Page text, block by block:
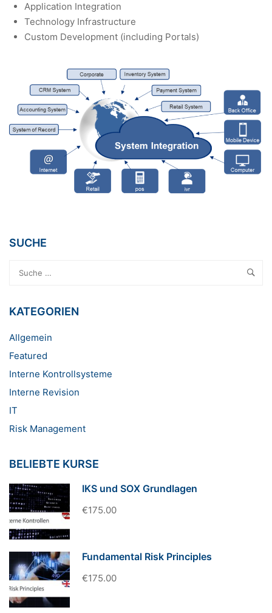
Application Integration
Technology Infrastructure
Custom Development (including Portals)
SUCHE
KATEGORIEN
Allgemein
Featured
Interne Kontrollsysteme
Interne Revision
IT
Risk Management
BELIEBTE KURSE
IKS und SOX Grundlagen
€175.00
Fundamental Risk Principles
€175.00